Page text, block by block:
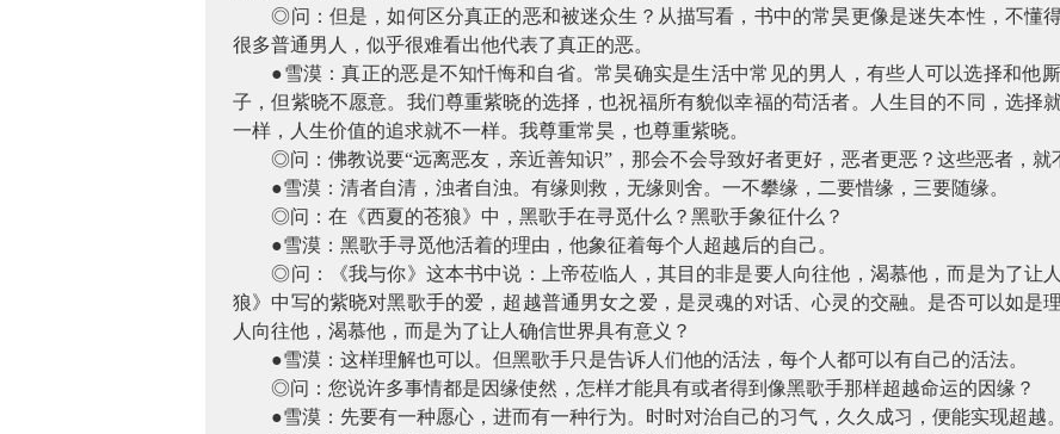
◎问：但是，如何区分真正的恶和被迷众生？从描写看，书中的常昊更像是迷失本性，不懂
很多普通男人，似乎很难看出他代表了真正的恶。
●雪漠：真正的恶是不知忏悔和自省。常昊确实是生活中常见的男人，有些人可以选择和他
子，但紫晓不愿意。我们尊重紫晓的选择，也祝福所有貌似幸福的苟活者。人生目的不同，选择
一样，人生价值的追求就不一样。我尊重常昊，也尊重紫晓。
◎问：佛教说要“远离恶友，亲近善知识”，那会不会导致好者更好，恶者更恶？这些恶者，就
●雪漠：清者自清，浊者自浊。有缘则救，无缘则舍。一不攀缘，二要惜缘，三要随缘。
◎问：在《西夏的苍狼》中，黑歌手在寻觅什么？黑歌手象征什么？
●雪漠：黑歌手寻觅他活着的理由，他象征着每个人超越后的自己。
◎问：《我与你》这本书中说：上帝莅临人，其目的非是要人向往他，渴慕他，而是为了让
狼》中写的紫晓对黑歌手的爱，超越普通男女之爱，是灵魂的对话、心灵的交融。是否可以如是
人向往他，渴慕他，而是为了让人确信世界具有意义？
●雪漠：这样理解也可以。但黑歌手只是告诉人们他的活法，每个人都可以有自己的活法。
◎问：您说许多事情都是因缘使然，怎样才能具有或者得到像黑歌手那样超越命运的因缘？
●雪漠：先要有一种愿心，进而有一种行为。时时对治自己的习气，久久成习，便能实现超越。